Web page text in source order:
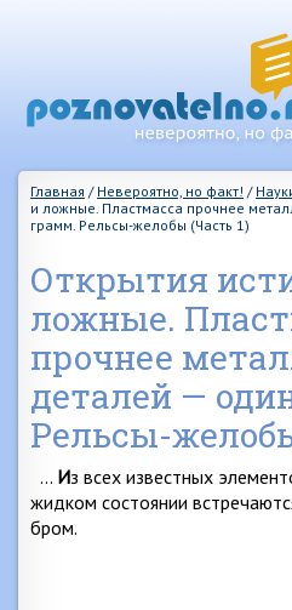
Главная / Невероятно, но факт! /
и ложные. Пластмасса прочнее
грамм. Рельсы-желобы (Часть 1)
Открытия
ложные.
прочнее
деталей —
Рельсы-
… Из всех известных
жидком состоянии
бром.